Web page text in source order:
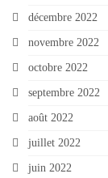
décembre 2022
novembre 2022
octobre 2022
septembre 2022
août 2022
juillet 2022
juin 2022